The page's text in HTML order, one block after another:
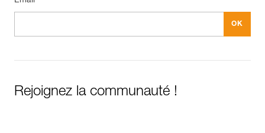
Rejoignez la communauté !